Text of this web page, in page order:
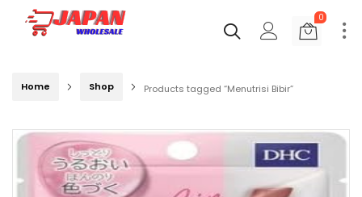
0
Home Shop Products tagged “Menutrisi Bibir”